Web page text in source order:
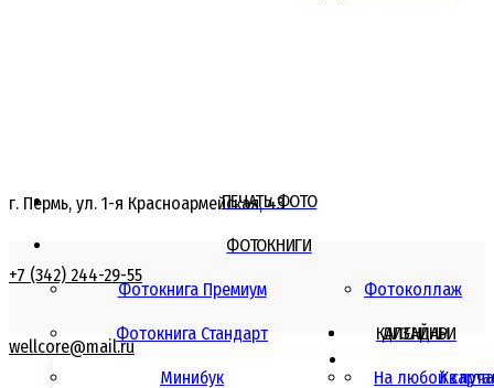
г. Пермь, ул. 1-я Красноармейская, 43
+7 (342) 244-29-55
wellcore@mail.ru
ПЕЧАТЬ ФОТО
ФОТОКНИГИ
Фотокнига Премиум
Фотокнига Стандарт
Минибук
Фотоколлаж
КАЛЕНДАРИ
ДИЗАЙНЫ
На любой